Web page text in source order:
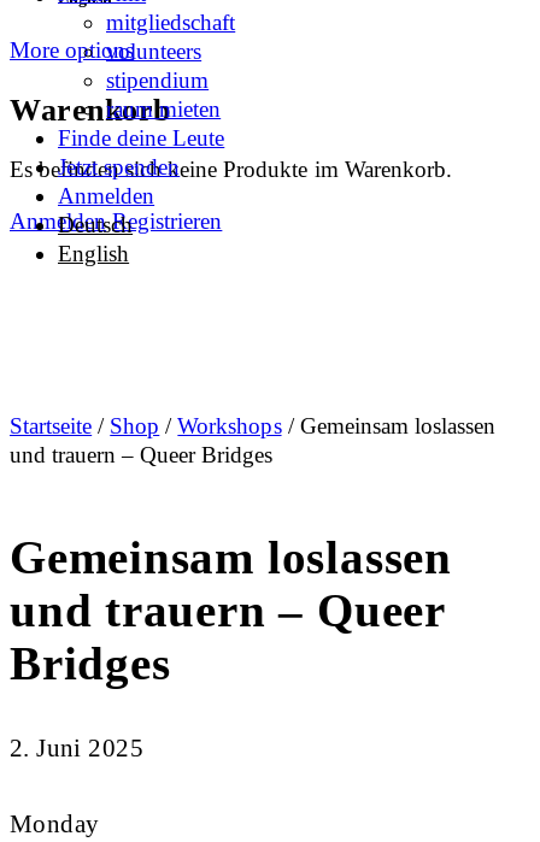
More options
Warenkorb
Es befinden sich keine Produkte im Warenkorb.
Anmelden Registrieren
mitgliedschaft
volunteers
stipendium
raum mieten
Finde deine Leute
Jetzt spenden
Anmelden
Deutsch
English
Startseite / Shop /Workshops/ Gemeinsam loslassen
und trauern – Queer Bridges
Gemeinsam loslassen
und trauern – Queer
Bridges
2. Juni 2025
Monday